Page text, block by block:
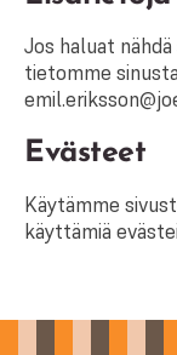
Jos haluat
tietomme
Evästeet
Käytämme
käyttämiä